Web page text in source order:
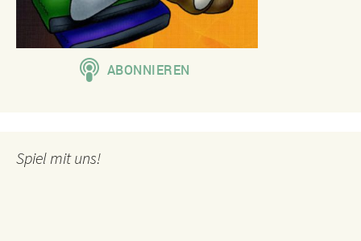
Spiel mit uns!